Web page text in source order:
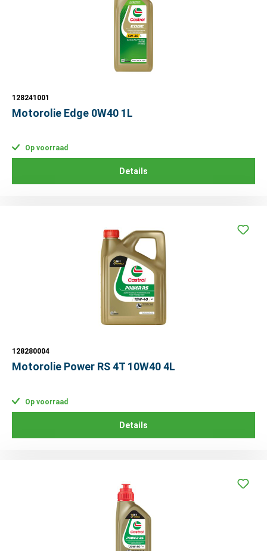
128241001
Motorolie Edge 0W40 1L
Op voorraad
Details
128280004
Motorolie Power RS 4T 10W40 4L
Op voorraad
Details